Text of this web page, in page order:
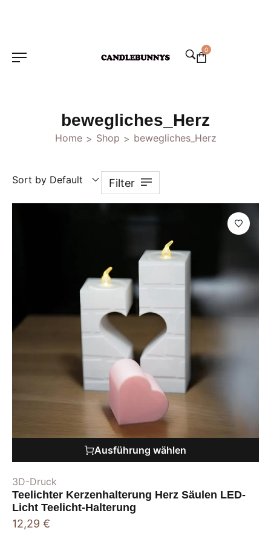
0
bewegliches_Herz
Home > Shop > bewegliches_Herz
Sort by Default Filter
Ausführung wählen
3D-Druck
Teelichter Kerzenhalterung Herz Säulen LED-
Licht Teelicht-Halterung
12,29 €